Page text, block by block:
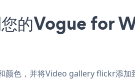
的Vogue for
色，并将Video gallery flickr添